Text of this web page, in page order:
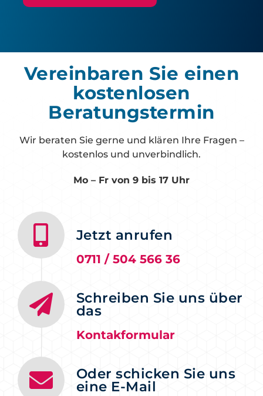
Vereinbaren Sie einen
kostenlosen
Beratungstermin
Wir beraten Sie gerne und klären Ihre Fragen –
kostenlos und unverbindlich.
Mo – Fr von 9 bis 17 Uhr
Jetzt anrufen
0711 / 504 566 36
Schreiben Sie uns über
das
Kontakformular
Oder schicken Sie uns
eine E-Mail